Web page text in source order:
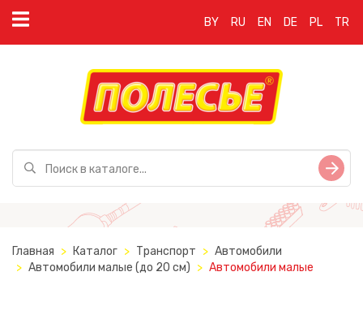
BY RU EN DE PL TR
Главная Каталог Транспорт
Автомобили
Автомобили малые (до 20 см)
Автомобили малые